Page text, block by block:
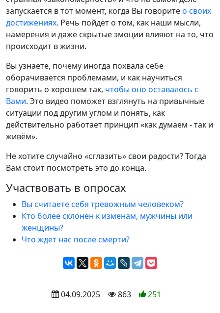
запускается в тот момент, когда Вы говоритео своих
достижениях. Речь пойдёт о том, как наши мысли,
намерения и даже скрытые эмоции влияют на то, что
происходит в жизни.
Вы узнаете, почему иногда похвала себе
оборачивается проблемами, и как научиться
говорить о хорошем так, чтобы оно оставалось с
Вами. Это видео поможет взглянуть на привычные
ситуации под другим углом и понять, как
действительно работает принцип «как думаем - так и
живём».
Не хотите случайно «сглазить» свои радости? Тогда
Вам стоит посмотреть это до конца.
Участвовать в опросах
Вы считаете себя тревожным человеком?
Кто более склонен к изменам, мужчины или
женщины?
Что ждет нас после смерти?
04.09.2025 863 251